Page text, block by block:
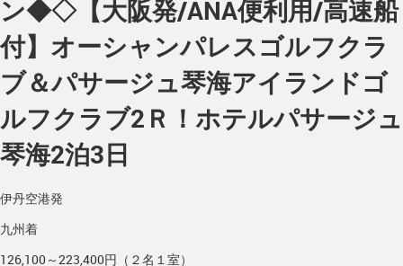
ン◆◇【大阪発/ANA便利用/高速船
付】オーシャンパレスゴルフクラ
ブ＆パサージュ琴海アイランドゴ
ルフクラブ2Ｒ！ホテルパサージュ
琴海2泊3日
伊丹空港発
九州着
126,100～223,400円（２名１室）